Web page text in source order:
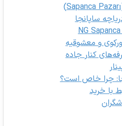
ساپانجا
و معشوقیه
کنار جاده
چرا خاص است؟
خرید